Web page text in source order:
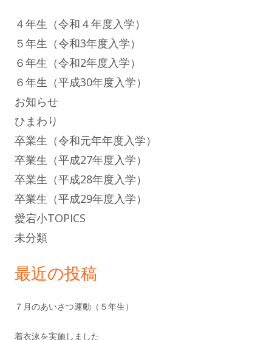
４年生（令和４年度入学）
５年生（令和3年度入学）
６年生（令和2年度入学）
６年生（平成30年度入学）
お知らせ
ひまわり
卒業生（令和元年年度入学）
卒業生（平成27年度入学）
卒業生（平成28年度入学）
卒業生（平成29年度入学）
愛宕小TOPICS
未分類
最近の投稿
７月のあいさつ運動（５年生）
着衣泳を実施しました